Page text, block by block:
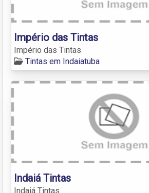
Império das Tintas
Império das Tintas
Tintas em Indaiatuba
Indaiá Tintas
Indaiá Tintas